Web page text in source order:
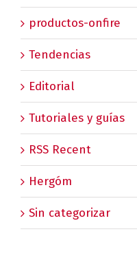
productos-onfire
Tendencias
Editorial
Tutoriales y guías
RSS Recent
Hergóm
Sin categorizar